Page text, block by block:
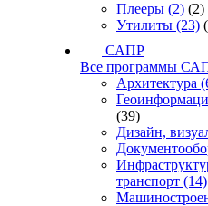
Плееры (2) (2)
Утилиты (23)
САПР
Все программы
Архитектура
(39)
Дизайн,
транспорт (14)